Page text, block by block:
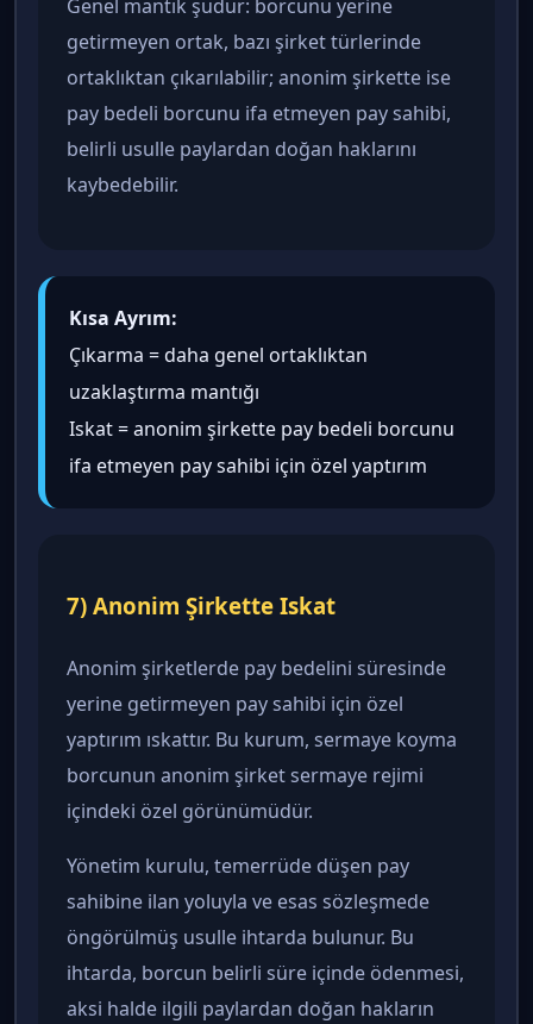
Genel mantık şudur: borcunu yerine
getirmeyen ortak, bazı şirket türlerinde
ortaklıktan çıkarılabilir; anonim şirkette ise
pay bedeli borcunu ifa etmeyen pay sahibi,
belirli usulle paylardan doğan haklarını
kaybedebilir.
Kısa Ayrım:
Çıkarma = daha genel ortaklıktan
uzaklaştırma mantığı
Iskat = anonim şirkette pay bedeli borcunu
ifa etmeyen pay sahibi için özel yaptırım
7) Anonim Şirkette Iskat
Anonim şirketlerde pay bedelini süresinde
yerine getirmeyen pay sahibi için özel
yaptırım ıskattır. Bu kurum, sermaye koyma
borcunun anonim şirket sermaye rejimi
içindeki özel görünümüdür.
Yönetim kurulu, temerrüde düşen pay
sahibine ilan yoluyla ve esas sözleşmede
öngörülmüş usulle ihtarda bulunur. Bu
ihtarda, borcun belirli süre içinde ödenmesi,
aksi halde ilgili paylardan doğan hakların